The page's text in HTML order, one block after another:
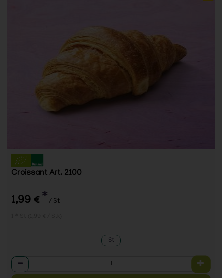
Croissant Art. 2100
1,99 € * / St
St
Anzahl